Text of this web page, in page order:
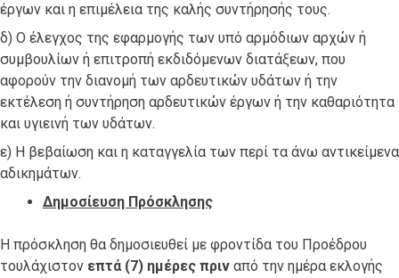
έργων και η επιμέλεια της καλής συντήρησής τους.
δ) Ο έλεγχος της εφαρμογής των υπό αρμόδιων αρχών ή
συμβουλίων ή επιτροπή εκδιδόμενων διατάξεων, που
αφορούν την διανομή των αρδευτικών υδάτων ή την
εκτέλεση ή συντήρηση αρδευτικών έργων ή την καθαριότητα
και υγιεινή των υδάτων.
ε) Η βεβαίωση και η καταγγελία των περί τα άνω αντικείμενα
αδικημάτων.
Δημοσίευση Πρόσκλησης
Η πρόσκληση θα δημοσιευθεί με φροντίδα του Προέδρου
τουλάχιστον επτά (7) ημέρες πριν από την ημέρα εκλογής